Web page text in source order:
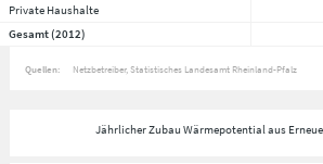
Private Haushalte
Gesamt (2012)
Quellen: Netzbetreiber Statistisches Landesamt Rheinland-Pfalz
Jährlicher Zubau Wärmepotential aus